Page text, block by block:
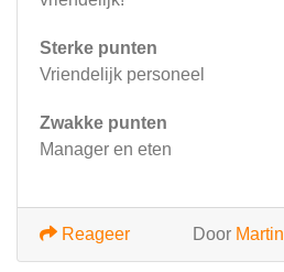
Sterke punten
Vriendelijk personeel
Zwakke punten
Manager en eten
Door Martin
Reageer